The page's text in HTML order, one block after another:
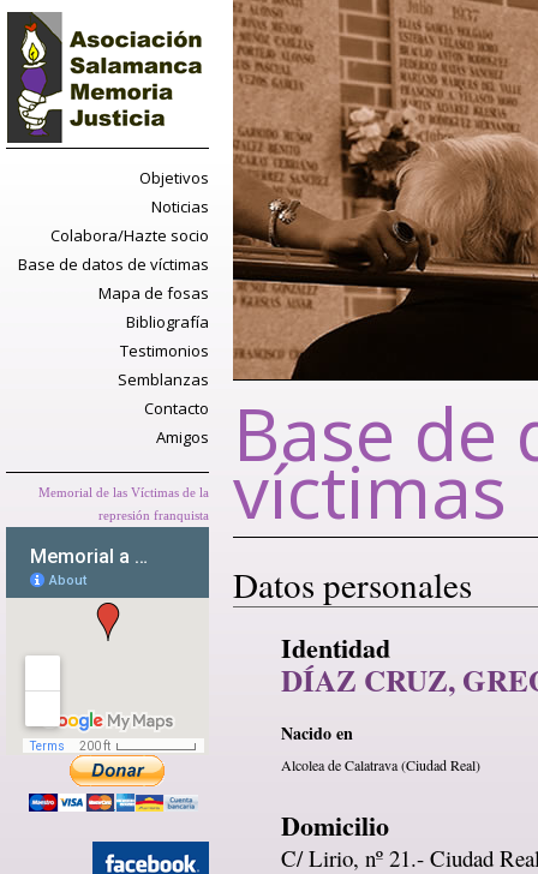
Objetivos
Noticias
Colabora/Hazte socio
Base de datos de víctimas
Mapa de fosas
Bibliografía
Testimonios
Semblanzas
Contacto
Amigos
Memorial de las Víctimas de la
represión franquista
Base de
víctimas
Datos personales
Identidad
DÍAZ CRUZ,
Nacido en
Alcolea de Calatrava (Ciudad Real)
Domicilio
C/ Lirio, nº 21.- Ciudad